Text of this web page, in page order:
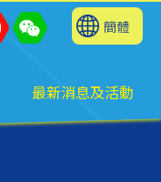
簡體
最新消息及活動